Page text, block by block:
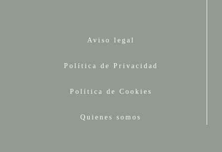
Aviso legal
Política de Privacidad
Política de Cookies
Quienes somos